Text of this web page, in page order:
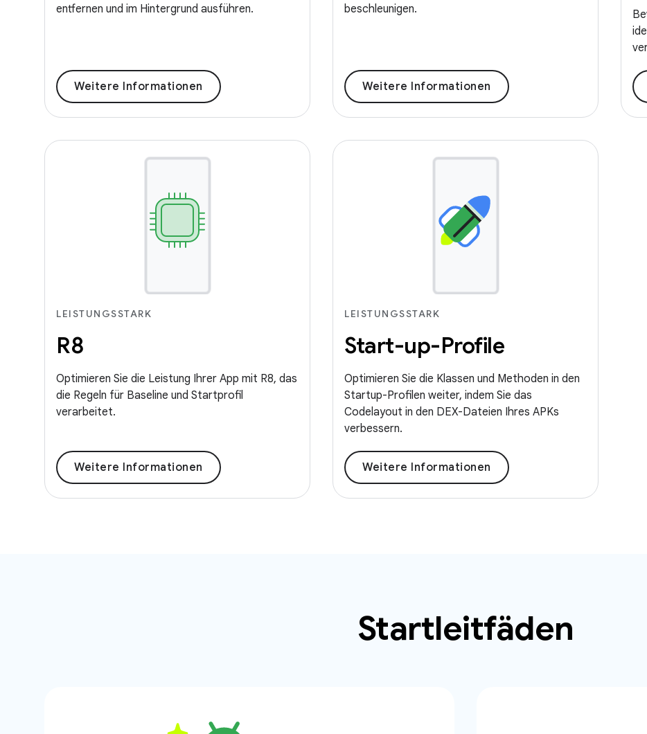
entfernen und im Hintergrund ausführen.
Weitere Informationen
beschleunigen.
Weitere Informationen
LEISTUNGSSTARK
R8
Optimieren Sie die Leistung Ihrer App mit R8, das
die Regeln für Baseline und Startprofil
verarbeitet.
Weitere Informationen
LEISTUNGSSTARK
Start-up-Profile
Optimieren Sie die Klassen und Methoden in den
Startup-Profilen weiter, indem Sie das
Codelayout in den DEX-Dateien Ihres APKs
verbessern.
Weitere Informationen
Startleitfäden